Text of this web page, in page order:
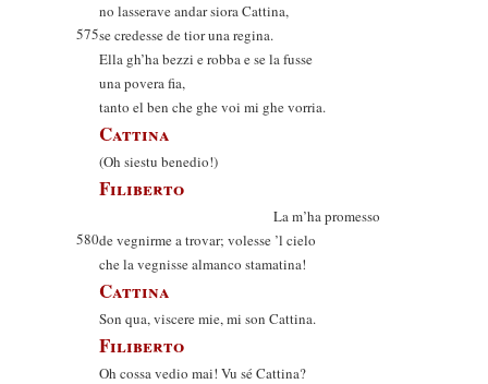
no lasserave andar siora Cattina,
575se credesse de tior una regina.
Ella gh’ha bezzi e robba e se la fusse
una povera fia,
tanto el ben che ghe voi mi ghe vorria.
Cattina
(Oh siestu benedio!)
Filiberto
La m’ha promesso
580de vegnirme a trovar; volesse ’l cielo
che la vegnisse almanco stamatina!
Cattina
Son qua, viscere mie, mi son Cattina.
Filiberto
Oh cossa vedio mai! Vu sé Cattina?